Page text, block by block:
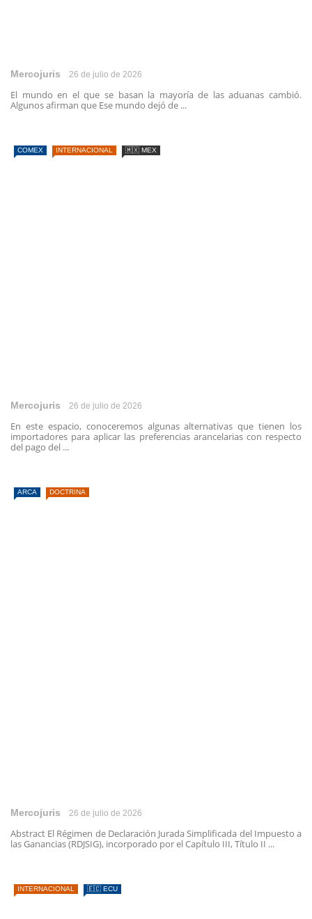
Mercojuris 26 de julio de 2026
El mundo en el que se basan la mayoría de las aduanas cambió.
Algunos afirman que Ese mundo dejó de ...
COMEX INTERNACIONAL 🇲🇽 MEX
Mercojuris 26 de julio de 2026
En este espacio, conoceremos algunas alternativas que tienen los
importadores para aplicar las preferencias arancelarias con respecto
del pago del ...
ARCA DOCTRINA
Mercojuris 26 de julio de 2026
Abstract El Régimen de Declaración Jurada Simplificada del Impuesto a
las Ganancias (RDJSIG), incorporado por el Capítulo III, Título II ...
INTERNACIONAL 🇪🇨 ECU